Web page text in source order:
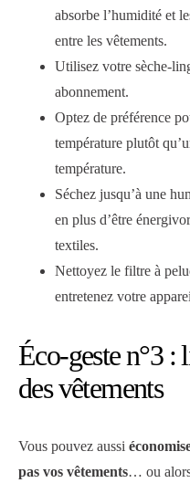
absorbe l’humidité et
entre les vêtements.
Utilisez votre sèche-
abonnement.
Optez de préférence
température plutôt
température.
Séchez jusqu’à une
en plus d’être
textiles.
Nettoyez le filtre à
entretenez votre
Éco-geste n°3 :
des vêtements
Vous pouvez aussi
pas vos vêtements… ou alors